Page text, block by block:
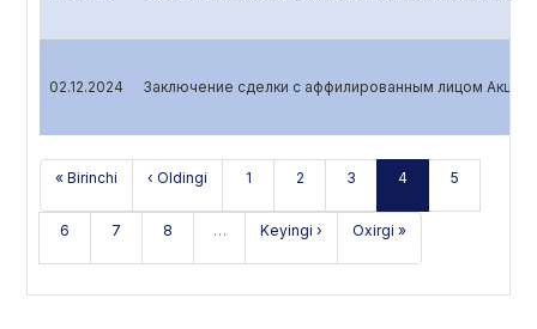
02.12.2024 Заключение сделки с аффилированным лицом
« Birinchi ‹ Oldingi 1 2 3 4 5
6 7 8 … Keyingi › Oxirgi »